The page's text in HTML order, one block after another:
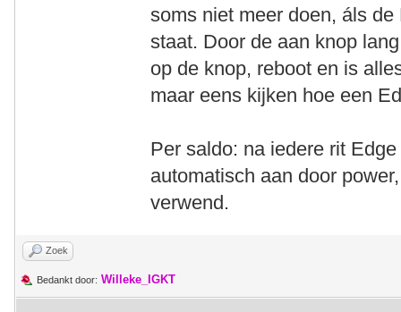
soms niet meer doen, áls
staat. Door de aan knop
op de knop, reboot en is
maar eens kijken hoe een
Per saldo: na iedere rit
automatisch aan door
verwend.
Zoek
Bedankt door: Willeke_IGKT